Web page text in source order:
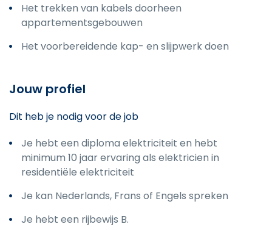
Het trekken van kabels doorheen
appartementsgebouwen
Het voorbereidende kap- en slijpwerk doen
Jouw profiel
Dit heb je nodig voor de job
Je hebt een diploma elektriciteit en hebt
minimum 10 jaar ervaring als elektricien in
residentiële elektriciteit
Je kan Nederlands, Frans of Engels spreken
Je hebt een rijbewijs B.